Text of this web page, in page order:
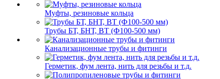
Муфты, резиновые кольца
Трубы БТ, БНТ, ВТ (Ф100-500 мм)
Канализационные трубы и фитинги
Герметик, фум лента, нить для резьбы и т.д.